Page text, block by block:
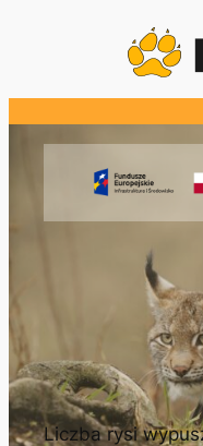
Liczba rysi